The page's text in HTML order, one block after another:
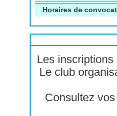
Horaires de
Les
Le club
Consultez